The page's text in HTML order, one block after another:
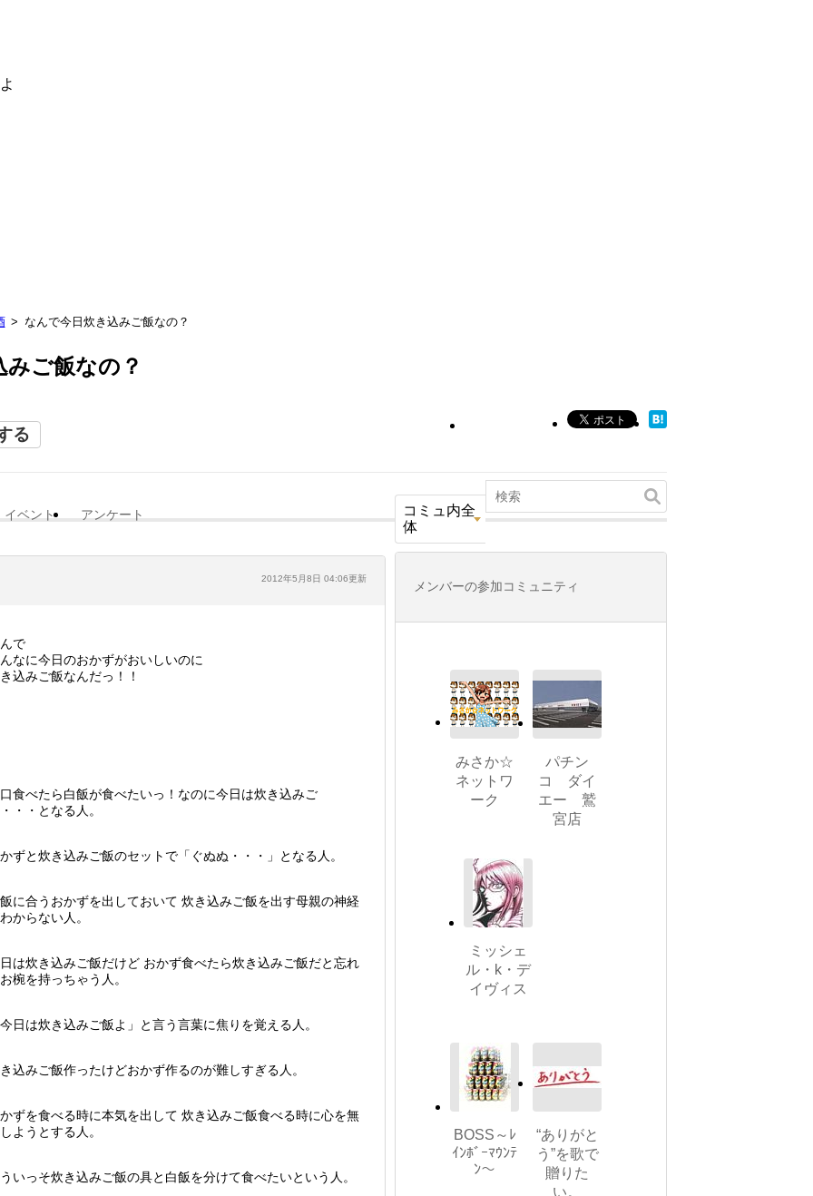
なんで今日炊き込みご飯なの？
ご飯なの？
る
イベント アンケート
コミュ内全
体
2012年5月8日 04:06更新
で
なに今日のおかずがおいしいのに
込みご飯なんだっ！！
食べたら白飯が食べたいっ！なのに今日は炊き込みご
・・となる人。
ずと炊き込みご飯のセットで「ぐぬぬ・・・」となる人。
に合うおかずを出しておいて 炊き込みご飯を出す母親の神経
からない人。
は炊き込みご飯だけど おかず食べたら炊き込みご飯だと忘れ
椀を持っちゃう人。
今日は炊き込みご飯よ」と言う言葉に焦りを覚える人。
込みご飯作ったけどおかず作るのが難しすぎる人。
ずを食べる時に本気を出して 炊き込みご飯食べる時に心を無
ようとする人。
いっそ炊き込みご飯の具と白飯を分けて食べたいという人。
メンバーの参加コミュニティ
みさか☆
ネットワ
ーク
パチン
コ ダイ
エー 鷲
宮店
ミッシェ
ル・k・デ
イヴィス
BOSS～ﾚ
ｲﾝﾎﾞｰﾏｳﾝﾃ
ﾝ～
“ありがと
う”を歌で
贈りた
い。